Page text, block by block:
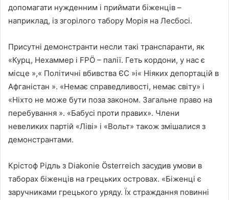
допомагати нужденним і приймати біженців –
наприклад, із згорілого табору Морія на Лесбосі.
Присутні демонстранти несли такі транспаранти, як
«Курц, Нехаммер і FPÖ – палії. Геть кордони, у нас є
місце »,« Політичні вбивства ЄС »і« Ніяких депортацій в
Афганістан ». «Немає справедливості, немає світу» і
«Ніхто не може бути поза законом. Загальне право на
перебування ». «Бабусі проти правих». Члени
невеликих партій «Ліві» і «Вольт» також змішалися з
демонстрантами.
Крістоф Рідль з Diakonie Österreich засудив умови в
таборах біженців на грецьких островах. «Біженці є
заручниками грецького уряду. Їх страждання повинні